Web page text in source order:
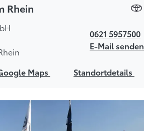
Rhein
0621 5957500
E-Mail senden
Maps Standortdetails